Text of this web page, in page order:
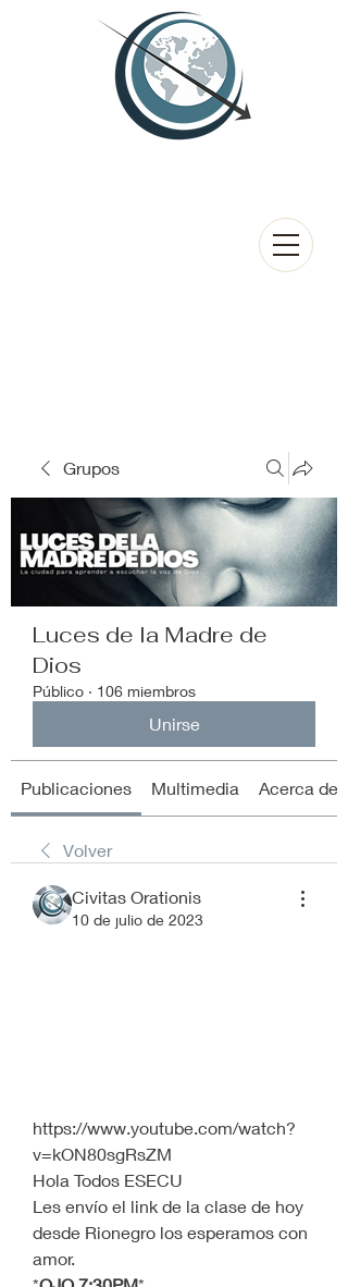
Grupos
Luces de la Madre de
Dios
Público · 106 miembros
Unirse
Publicaciones Multimedia Acerca de
Volver
Civitas Orationis
10 de julio de 2023
https://www.youtube.com/watch?
v=kON80sgRsZM
Hola Todos ESECU
Les envío el link de la clase de hoy
desde Rionegro los esperamos con
amor.